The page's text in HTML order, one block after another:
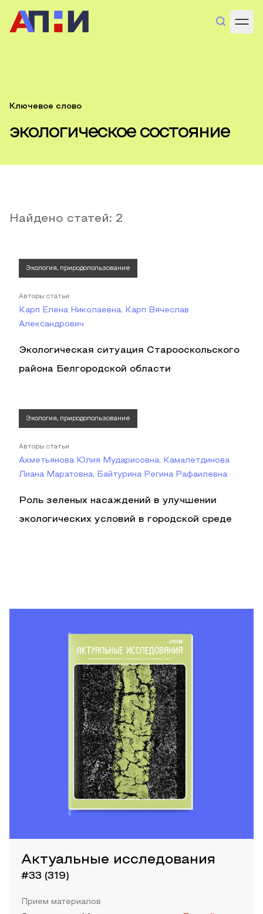
Ключевое слово
экологическое состояние
Найдено статей: 2
Экология, природопользование
Авторы статьи
Карп Елена Николаевна, Карп Вячеслав
Александрович
Экологическая ситуация Старооскольского
района Белгородской области
Экология, природопользование
Авторы статьи
Ахметьянова Юлия Мударисовна, Камалетдинова
Лиана Маратовна, Байтурина Регина Рафаилевна
Роль зеленых насаждений в улучшении
экологических условий в городской среде
Актуальные исследования
#33 (319)
Прием материалов